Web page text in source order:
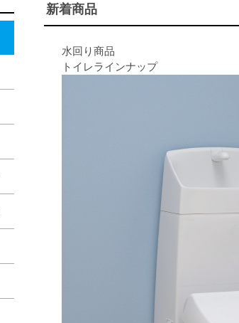
新着商品
水回り商品
トイレラインナップ